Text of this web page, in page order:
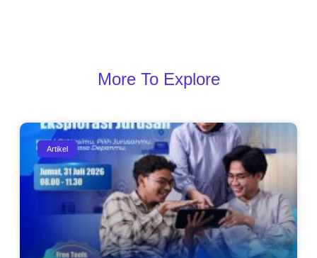
More To Explore
Artikel